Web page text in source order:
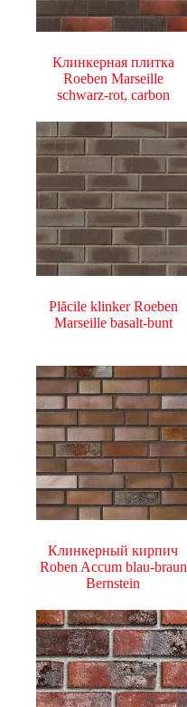
Клинкерная плитка
Roeben Marseille
schwarz-rot, carbon
Plăcile klinker Roeben
Marseille basalt-bunt
Клинкерный кирпич
Roben Accum blau-braun
Bernstein